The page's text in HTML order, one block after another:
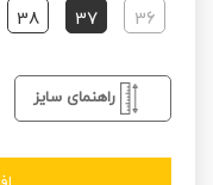
36
37
38
راهنمای سایز